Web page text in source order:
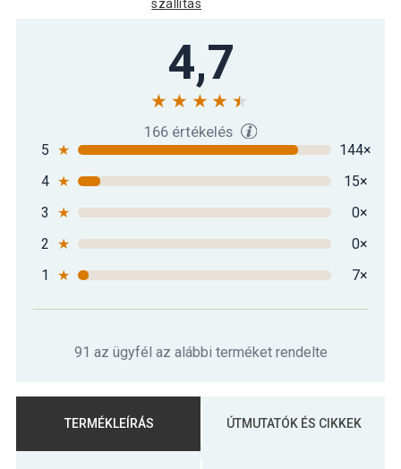
MOVIT Jógamatrac 183 x 60 x 1 cm
baracksárga
MOVIT Jógamatrac 183 x 60 x 1 cm
szállítás
4,7
166 értékelés
5 ★
144×
4 ★
15×
3
★
0×
2 ★
0×
1
★ 7×
91 az ügyfél az alábbi terméket rendelte
TERMÉKLEÍRÁS ÚTMUTATÓK ÉS CIKKEK